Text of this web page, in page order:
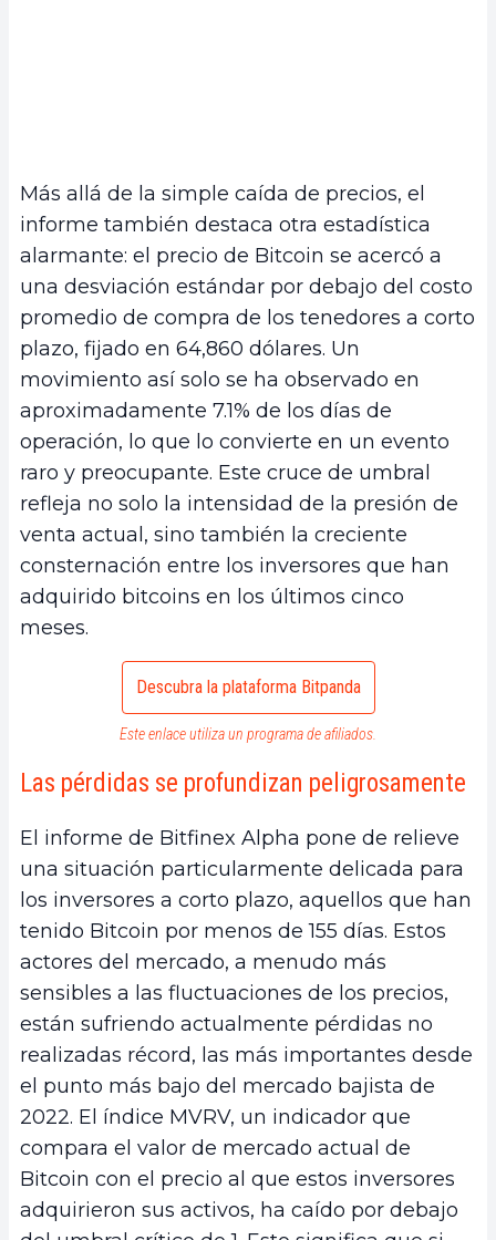
Más allá de la simple caída de precios, el
informe también destaca otra estadística
alarmante: el precio de Bitcoin se acercó a
una desviación estándar por debajo del costo
promedio de compra de los tenedores a corto
plazo, fijado en 64,860 dólares. Un
movimiento así solo se ha observado en
aproximadamente 7.1% de los días de
operación, lo que lo convierte en un evento
raro y preocupante. Este cruce de umbral
refleja no solo la intensidad de la presión de
venta actual, sino también la creciente
consternación entre los inversores que han
adquirido bitcoins en los últimos cinco
meses.
Descubra la plataforma Bitpanda
Este enlace utiliza un programa de afiliados.
Las pérdidas se profundizan peligrosamente
El informe de Bitfinex Alpha pone de relieve
una situación particularmente delicada para
los inversores a corto plazo, aquellos que han
tenido Bitcoin por menos de 155 días. Estos
actores del mercado, a menudo más
sensibles a las fluctuaciones de los precios,
están sufriendo actualmente pérdidas no
realizadas récord, las más importantes desde
el punto más bajo del mercado bajista de
2022. El índice MVRV, un indicador que
compara el valor de mercado actual de
Bitcoin con el precio al que estos inversores
adquirieron sus activos, ha caído por debajo